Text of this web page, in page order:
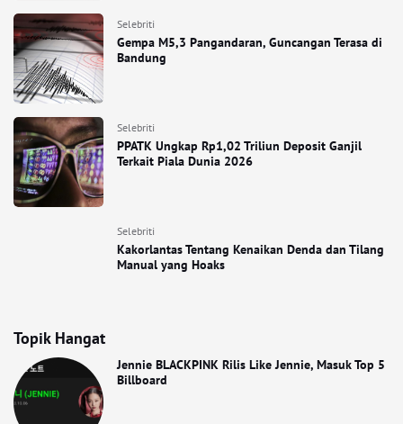
Selebriti
Gempa M5,3 Pangandaran, Guncangan Terasa di
Bandung
Selebriti
PPATK Ungkap Rp1,02 Triliun Deposit Ganjil
Terkait Piala Dunia 2026
Selebriti
Kakorlantas Tentang Kenaikan Denda dan Tilang
Manual yang Hoaks
Topik Hangat
Jennie BLACKPINK Rilis Like Jennie, Masuk Top 5
Billboard